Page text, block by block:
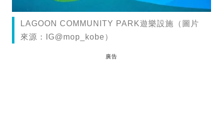
LAGOON COMMUNITY PARK遊樂設施（圖片
來源：IG@mop_kobe）
廣告